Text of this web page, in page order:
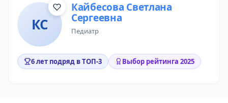
КС
Кайбесова Светлана
Сергеевна
педиатр
6 лет подряд в ТОП-3 Выбор рейтинга 2025